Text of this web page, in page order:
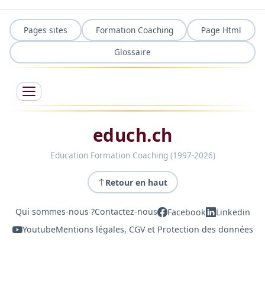
Pages sites Formation Coaching
Page Html
Glossaire
educh.ch
Education Formation Coaching (1997-2026)
Retour en haut
Qui sommes-nous ?Contactez-nous Facebook
Linkedin
YoutubeMentions légales, CGV et Protection des données